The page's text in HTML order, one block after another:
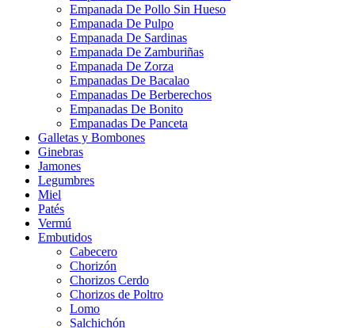
Empanada De Pollo Sin Hueso
Empanada De Pulpo
Empanada De Sardinas
Empanada De Zamburiñas
Empanada De Zorza
Empanadas De Bacalao
Empanadas De Berberechos
Empanadas De Bonito
Empanadas De Panceta
Galletas y Bombones
Ginebras
Jamones
Legumbres
Miel
Patés
Vermú
Embutidos
Cabecero
Chorizón
Chorizos Cerdo
Chorizos de Poltro
Lomo
Salchichón